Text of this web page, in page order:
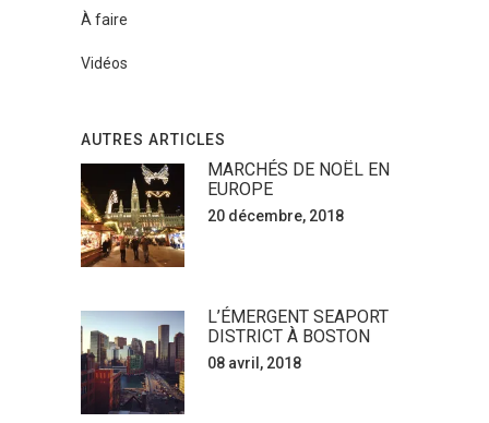
À faire
Vidéos
AUTRES ARTICLES
MARCHÉS DE NOËL EN
EUROPE
20 décembre, 2018
L’ÉMERGENT SEAPORT
DISTRICT À BOSTON
08 avril, 2018